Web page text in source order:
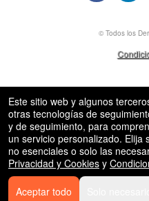
© Todos los
Este sitio web y algunos
otras tecnologías de
y de seguimiento, para
un servicio personalizado. Elija
no esenciales o solo las
Privacidad y Cookies y
Aceptar todo